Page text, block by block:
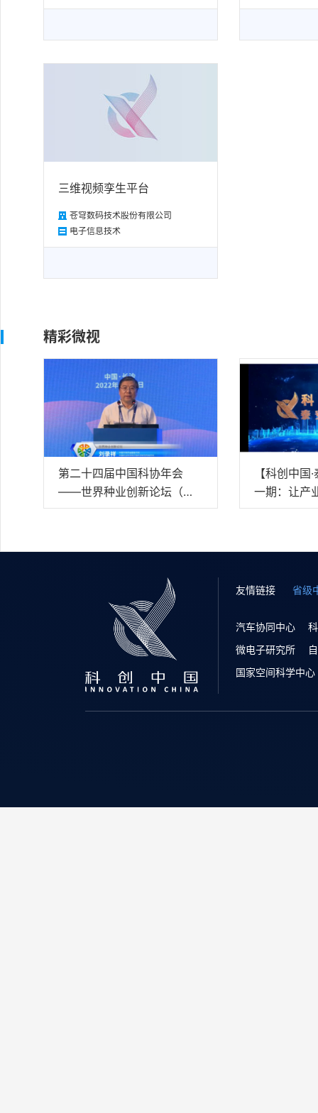
三维视频孪生平台
苍穹数码技术股份有限公司
电子信息技术
精彩微视
第二十四届中国科协年会
——世界种业创新论坛（中
文视频）
【科创中国
一期：让产
膀
友情链接 省级
汽车协同中心
微电子研究所
国家空间科学中心